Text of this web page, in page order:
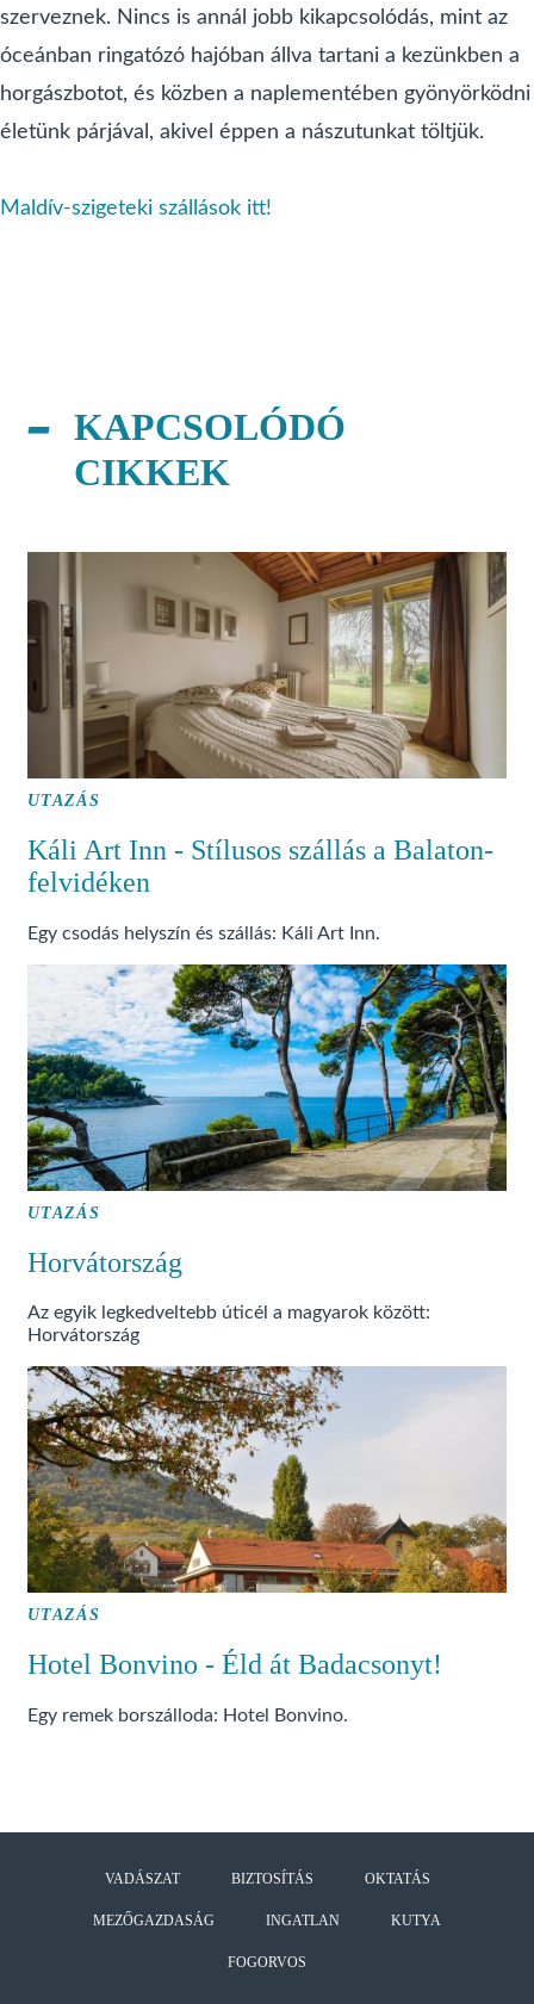
szerveznek. Nincs is annál jobb kikapcsolódás, mint az
óceánban ringatózó hajóban állva tartani a kezünkben a
horgászbotot, és közben a naplementében gyönyörködni
életünk párjával, akivel éppen a nászutunkat töltjük.
Maldív-szigeteki szállások itt!
KAPCSOLÓDÓ
CIKKEK
UTAZÁS
Káli Art Inn - Stílusos szállás a Balaton-
felvidéken
Egy csodás helyszín és szállás: Káli Art Inn.
UTAZÁS
Horvátország
Az egyik legkedveltebb úticél a magyarok között:
Horvátország
UTAZÁS
Hotel Bonvino - Éld át Badacsonyt!
Egy remek borszálloda: Hotel Bonvino.
VADÁSZAT BIZTOSÍTÁS OKTATÁS
MEZŐGAZDASÁG INGATLAN KUTYA
FOGORVOS